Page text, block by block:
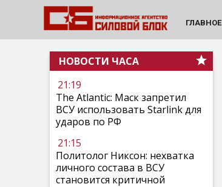
ГЛАВНОЕ
НОВОСТИ ЧАСА
21:19
The Atlantic: Маск запретил
ВСУ использовать Starlink для
ударов по РФ
21:15
Политолог Никсон: нехватка
личного состава в ВСУ
становится критичной